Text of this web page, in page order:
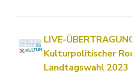
LIVE-
Kulturpolitischer
Landtagswahl 2023